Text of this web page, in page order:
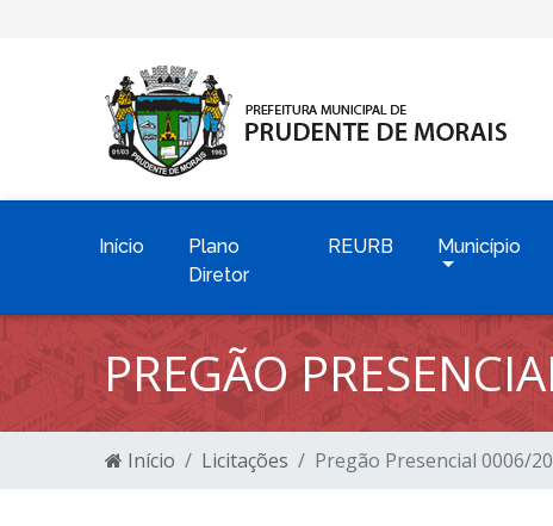
Início
Plano
Diretor
REURB Município
PREGÃO
Início Licitações Pregão Presencial 0006/